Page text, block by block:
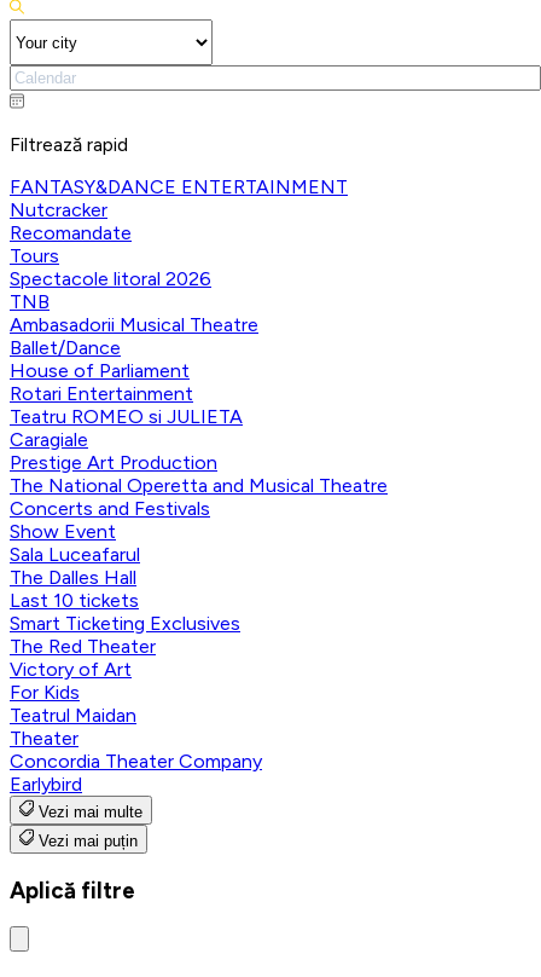
Filtrează rapid
FANTASY&DANCE ENTERTAINMENT
Nutcracker
Recomandate
Tours
Spectacole litoral 2026
TNB
Ambasadorii Musical Theatre
Ballet/Dance
House of Parliament
Rotari Entertainment
Teatru ROMEO si JULIETA
Caragiale
Prestige Art Production
The National Operetta and Musical Theatre
Concerts and Festivals
Show Event
Sala Luceafarul
The Dalles Hall
Last 10 tickets
Smart Ticketing Exclusives
The Red Theater
Victory of Art
For Kids
Teatrul Maidan
Theater
Concordia Theater Company
Earlybird
Vezi mai multe
Vezi mai puțin
Aplică filtre